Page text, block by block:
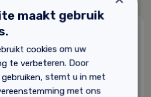
producten
maakt gebruik
cookies om uw
te verbeteren. Door
stemt u in met
met ons